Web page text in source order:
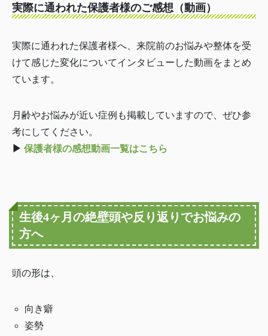
実際に通われた保護者様のご感想（動画）
実際に通われた保護者様へ、来院前のお悩みや整体を受
けて感じた変化についてインタビューした動画をまとめ
ています。
月齢やお悩みが近い症例も掲載していますので、ぜひ参
考にしてください。
▶ 保護者様の感想動画一覧はこちら
生後4ヶ月の絶壁頭や反り返りでお悩みの
方へ
頭の形は、
向き癖
姿勢